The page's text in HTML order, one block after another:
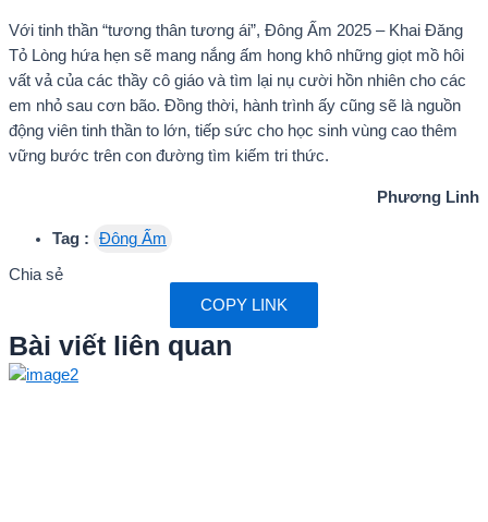
Với tinh thần “tương thân tương ái”, Đông Ấm 2025 – Khai Đăng
Tỏ Lòng hứa hẹn sẽ mang nắng ấm hong khô những giọt mồ hôi
vất vả của các thầy cô giáo và tìm lại nụ cười hồn nhiên cho các
em nhỏ sau cơn bão. Đồng thời, hành trình ấy cũng sẽ là nguồn
động viên tinh thần to lớn, tiếp sức cho học sinh vùng cao thêm
vững bước trên con đường tìm kiếm tri thức.
Phương Linh
Tag : Đông Ấm
Chia sẻ
COPY LINK
Bài viết liên quan